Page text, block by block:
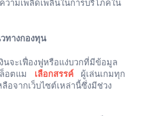
ามเพลิดเพลินในการบริโภคใน
ทางกองทุน
นจะเฟื่องฟูหรือแง่บวกที่มีข้อมูล
ล็อตแม เลือกสรรค์
ผู้เล่นเกมทุก
อจากเว็บไซต์เหล่านี้ซึ่งมีช่วง